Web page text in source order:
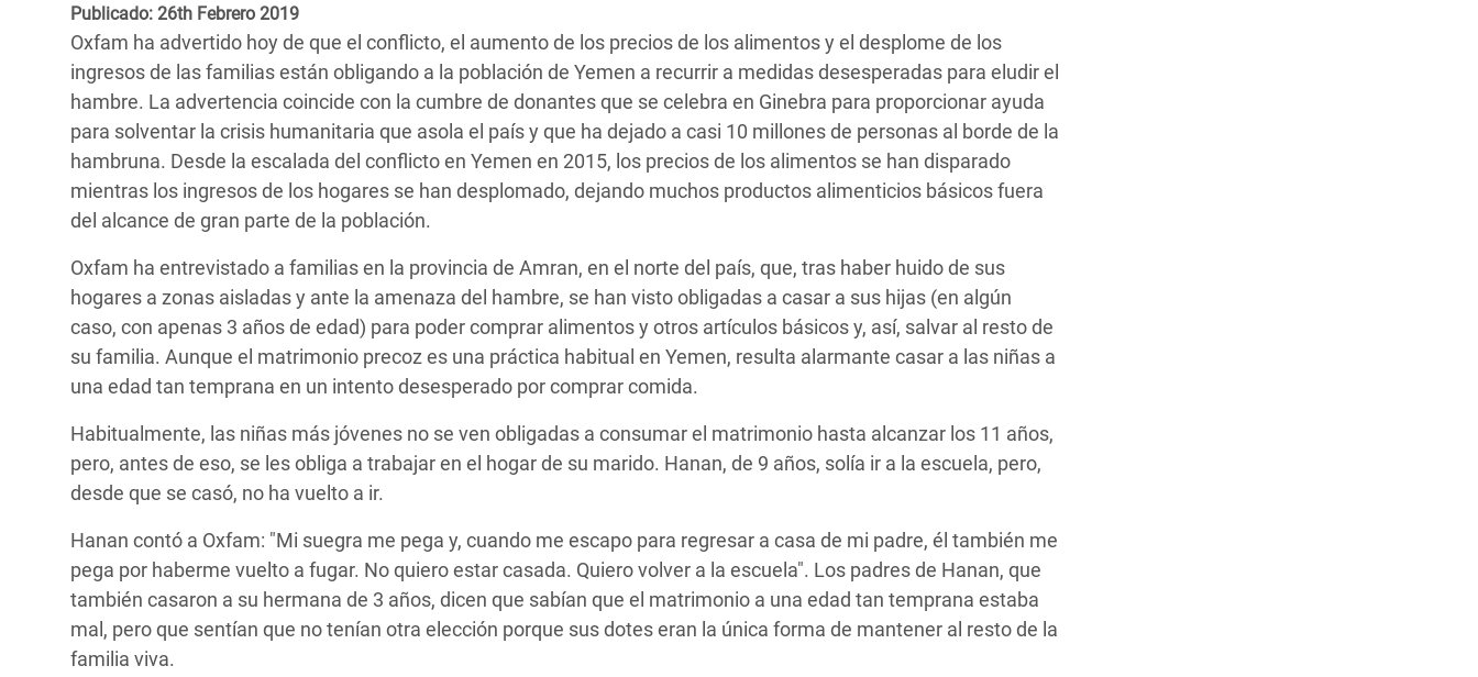
Conflictos y Desastres
Desigualdad Extrema y
Servicios Sociales Básicos
Inequality and Rights in a
Digital Age
en África Oriental
Crisis de Personas Refugiadas
en Sudán del Sur
Crisis de Refugiados Rohinyá
en Bangladesh
Crisis en Yemen
#ActuaPorElClima
Erradiquemos el Sufrimiento Humano que
se Oculta tras los Alimentos
¡Basta! Acabemos con las violencias contra
mujeres y niñas
ayuda
a
la
navegación
Publicado: 26th Febrero 2019
Oxfam ha advertido hoy de que el conflicto, el aumento de los precios de los alimentos y el desplome de los
ingresos de las familias están obligando a la población de Yemen a recurrir a medidas desesperadas para eludir el
hambre. La advertencia coincide con la cumbre de donantes que se celebra en Ginebra para proporcionar ayuda
para solventar la crisis humanitaria que asola el país y que ha dejado a casi 10 millones de personas al borde de la
hambruna. Desde la escalada del conflicto en Yemen en 2015, los precios de los alimentos se han disparado
mientras los ingresos de los hogares se han desplomado, dejando muchos productos alimenticios básicos fuera
del alcance de gran parte de la población.
Oxfam ha entrevistado a familias en la provincia de Amran, en el norte del país, que, tras haber huido de sus
hogares a zonas aisladas y ante la amenaza del hambre, se han visto obligadas a casar a sus hijas (en algún
caso, con apenas 3 años de edad) para poder comprar alimentos y otros artículos básicos y, así, salvar al resto de
su familia. Aunque el matrimonio precoz es una práctica habitual en Yemen, resulta alarmante casar a las niñas a
una edad tan temprana en un intento desesperado por comprar comida.
Habitualmente, las niñas más jóvenes no se ven obligadas a consumar el matrimonio hasta alcanzar los 11 años,
pero, antes de eso, se les obliga a trabajar en el hogar de su marido. Hanan, de 9 años, solía ir a la escuela, pero,
desde que se casó, no ha vuelto a ir.
Hanan contó a Oxfam: "Mi suegra me pega y, cuando me escapo para regresar a casa de mi padre, él también me
pega por haberme vuelto a fugar. No quiero estar casada. Quiero volver a la escuela". Los padres de Hanan, que
también casaron a su hermana de 3 años, dicen que sabían que el matrimonio a una edad tan temprana estaba
mal, pero que sentían que no tenían otra elección porque sus dotes eran la única forma de mantener al resto de la
familia viva.